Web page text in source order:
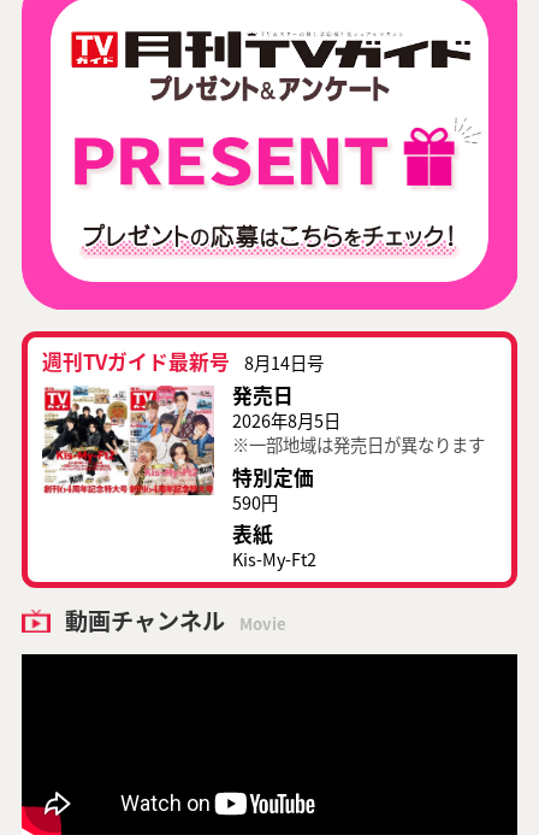
週刊TVガイド最新号 8月14日号
発売日
2026年8月5日
※一部地域は発売日が異なります
特別定価
590円
表紙
Kis-My-Ft2
動画チャンネル Movie